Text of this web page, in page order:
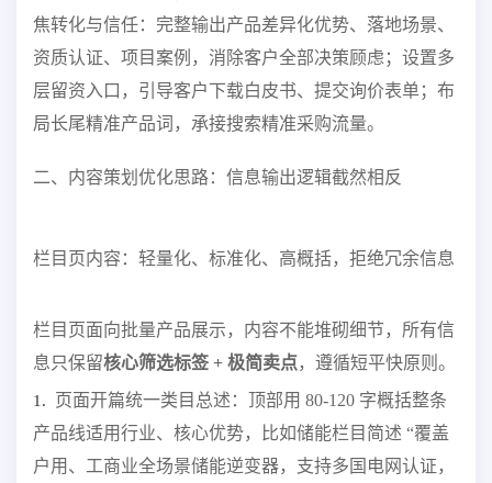
焦转化与信任：完整输出产品差异化优势、落地场景、
资质认证、项目案例，消除客户全部决策顾虑；设置多
层留资入口，引导客户下载白皮书、提交询价表单；布
局长尾精准产品词，承接搜索精准采购流量。
二、内容策划优化思路：信息输出逻辑截然相反
栏目页内容：轻量化、标准化、高概括，拒绝冗余信息
栏目页面向批量产品展示，内容不能堆砌细节，所有信
息只保留核心筛选标签 + 极简卖点，遵循短平快原则。
1.
页面开篇统一类目总述：顶部用 80-120 字概括整条
产品线适用行业、核心优势，比如储能栏目简述 “覆盖
户用、工商业全场景储能逆变器，支持多国电网认证，